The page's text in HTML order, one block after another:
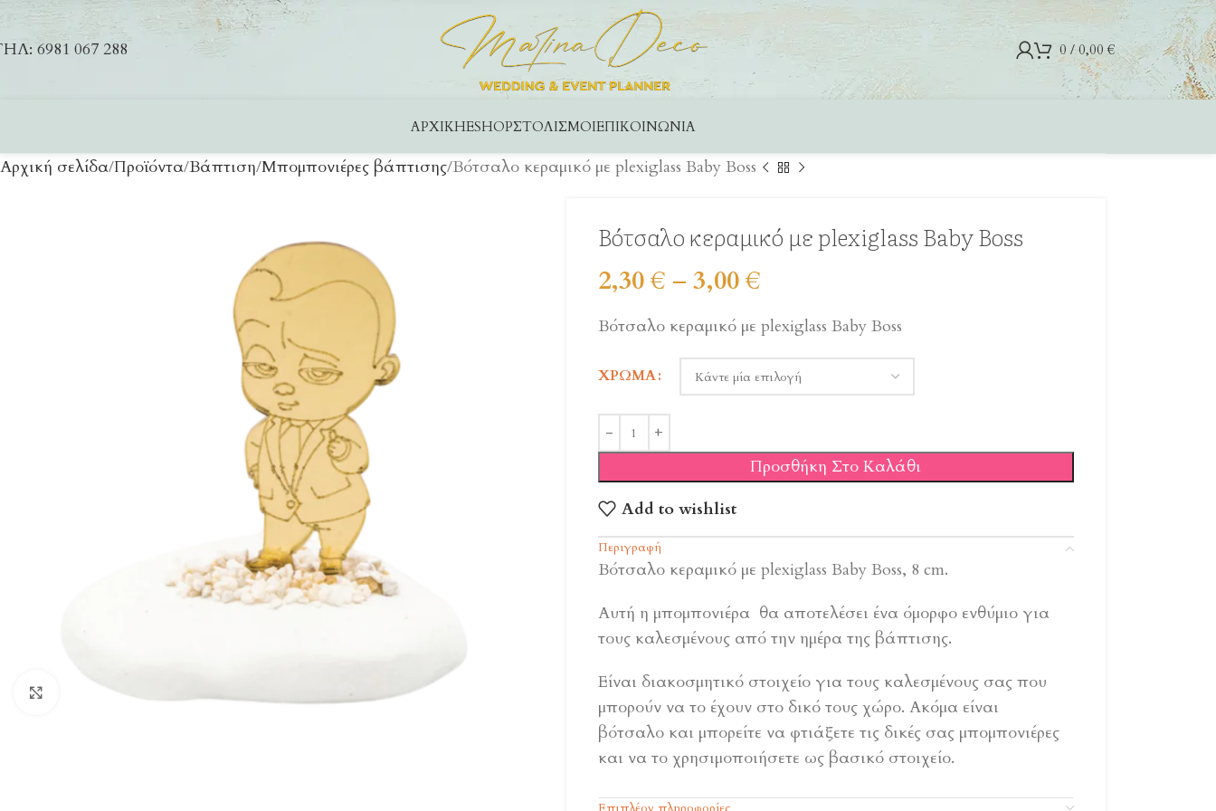
6981 067 288 0 / 0,00€
ΑΡΧΙΚΉESHOPΣΤΟΛΙΣΜΟΊΕΠΙΚΟΙΝΩΝΊΑ
Αρχική σελίδα Προϊόντα Βάπτιση Μπομπονιέρες βάπτισης Βότσαλο κεραμικό με plexiglass Baby Boss
Click to enlarge
Βότσαλο κεραμικό με plexiglass Baby Boss
2,30€ – 3,00€
Βότσαλο κεραμικό με plexiglass Baby Boss
ΧΡΏΜΑ
Προσθήκη Στο Καλάθι
Add to wishlist
Περιγραφή
Βότσαλο κεραμικό με plexiglass Baby Boss, 8 cm.
Αυτή η μπομπονιέρα θα αποτελέσει ένα όμορφο ενθύμιο για
τους καλεσμένους από την ημέρα της βάπτισης.
Είναι διακοσμητικό στοιχείο για τους καλεσμένους σας που
μπορούν να το έχουν στο δικό τους χώρο. Ακόμα είναι
βότσαλο και μπορείτε να φτιάξετε τις δικές σας μπομπονιέρες
και να το χρησιμοποιήσετε ως βασικό στοιχείο.
Διαθέσιμο σε τρία χρώματα plexiglass ΑΣΗΜΙ, ΧΡΥΣΟ , ΡΟΖ-